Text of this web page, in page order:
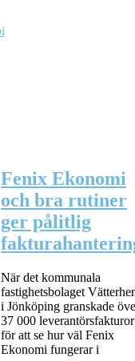
Fenix Ekonomi
och bra rutiner
ger pålitlig
När det kommunala
fastighetsbolaget
i Jönköping granskade
37 000 leverantörsfakturor
för att se hur väl Fenix
Ekonomi fungerar i